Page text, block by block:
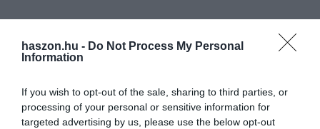
haszon.hu - Do Not Process My Personal
Information
If you wish to opt-out of the sale, sharing to third parties, or
processing of your personal or sensitive information for
targeted advertising by us, please use the below opt-out
luxus luxusautó maserati olaszország